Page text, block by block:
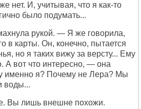
нет. И, учитывая, что я как-то
было подумать...
рукой. — Я же говорила,
в карты. Он, конечно, пытается
но я таких вижу за версту... Ему
А вот что интересно, — она
именно я? Почему не Лера? Мы
воды...
Вы лишь внешне похожи.